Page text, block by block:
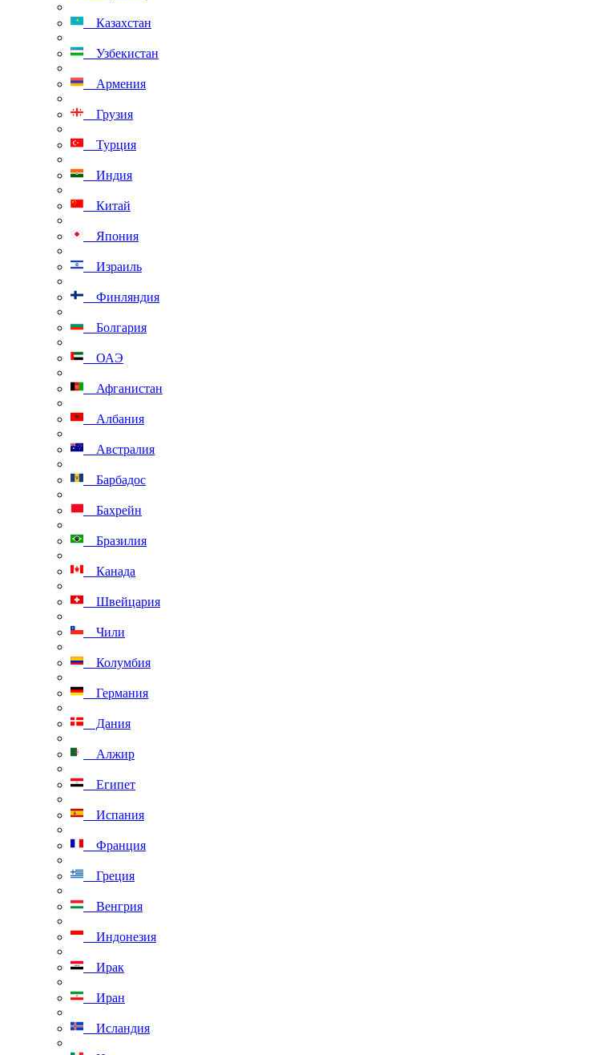
Казахстан
Узбекистан
Армения
Грузия
Турция
Индия
Китай
Япония
Израиль
Финляндия
Болгария
ОАЭ
Афганистан
Албания
Австралия
Барбадос
Бахрейн
Бразилия
Канада
Швейцария
Чили
Колумбия
Германия
Дания
Алжир
Египет
Испания
Франция
Греция
Венгрия
Индонезия
Ирак
Иран
Исландия